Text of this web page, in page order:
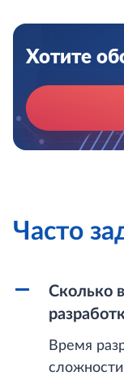
Хотите
Часто
Сколько
Время
сложности